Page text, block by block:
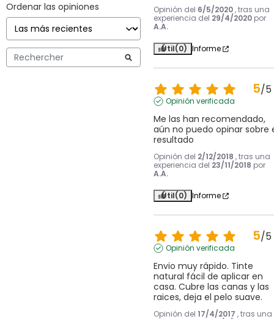
Ordenar las opiniones Opinión del 6/5/2020 , tras una
experiencia del 29/4/2020 por
A.A.
Útil(0) Informe
5/5
Opinión verificada
Me las han recomendado,
aún no puedo opinar sobre
resultado
Opinión del 2/12/2018 , tras una
experiencia del 23/11/2018 por
A.A.
Útil(0) Informe
5/5
Opinión verificada
Envio muy rápido. Tinte
natural fácil de aplicar en
casa. Cubre las canas y las
raices, deja el pelo suave.
Opinión del 17/4/2017 , tras una